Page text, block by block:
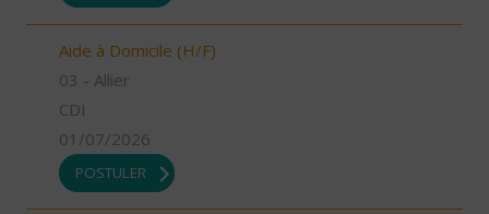
Aide à Domicile (H/F)
03 - Allier
CDI
01/07/2026
POSTULER